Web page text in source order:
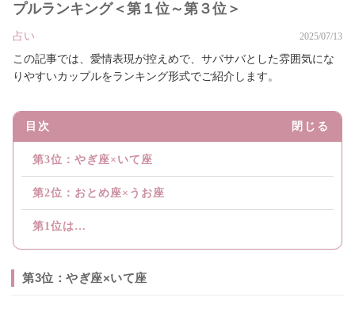
プルランキング＜第１位～第３位＞
占い 2025/07/13
この記事では、愛情表現が控えめで、サバサバとした雰囲気にな
りやすいカップルをランキング形式でご紹介します。
目次 閉じる
第3位：やぎ座×いて座
第2位：おとめ座×うお座
第1位は…
第3位：やぎ座×いて座